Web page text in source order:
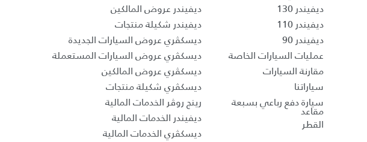
ديفيندر 130
ديفيندر 110
ديفيندر 90
عمليات السيارات الخاصة
مقارنة السيارات
سياراتنا
سيارة دفع رباعي بسبعة
مقاعد
القطر
ديفيندر عروض المالكين
ديفيندر شكيلة منتجات
ديسكڤري عروض السيارات الجديدة
ديسكڤري عروض السيارات المستعملة
ديسكڤري عروض المالكين
ديسكڤري شكيلة منتجات
رينج روڤر الخدمات المالية
ديفيندر الخدمات المالية
ديسكڤري الخدمات المالية